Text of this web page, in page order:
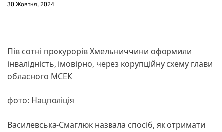
30 Жовтня, 2024
Пів сотні прокурорів Хмельниччини оформили
інвалідність, імовірно, через корупційну схему глави
обласного МСЕК
фото: Нацполіція
Василевська-Смаглюк назвала спосіб, як отримати